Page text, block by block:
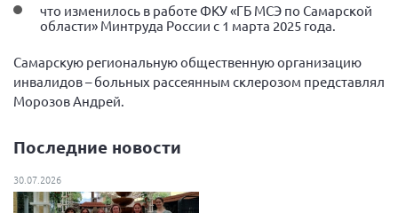
Вице-президент Груба Л.В.
Главный бухгалтер Жаворонкова Г.М.
Конференция ОООИБРС 2026
Конференция ОООИБРС 2025
Конференция ОООИБРС 2023
что изменилось в работе ФКУ «ГБ МСЭ по Самарской
области» Минтруда России с 1 марта 2025 года.
Самарскую региональную общественную организацию
инвалидов – больных рассеянным склерозом представлял
Морозов Андрей.
Последние новости
30.07.2026